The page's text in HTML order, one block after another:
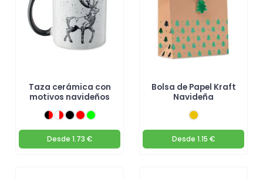
Taza cerámica con
motivos navideños
Desde 1.73 €
Bolsa de Papel Kraft
Navideña
Desde 1.15 €